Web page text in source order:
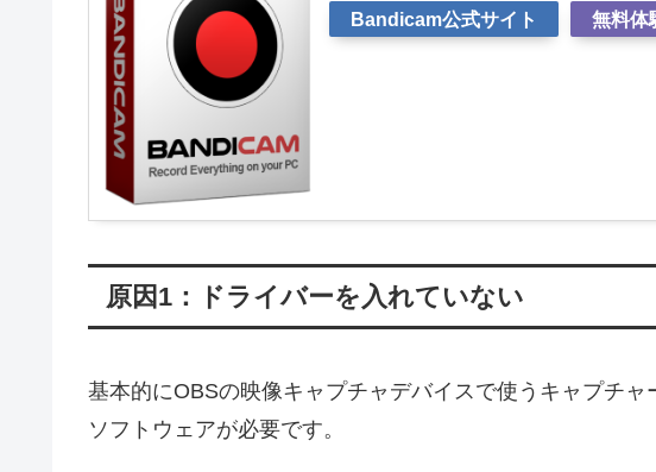
Bandicam公式サイト 無料体
原因1：ドライバーを入れていない
基本的にOBSの映像キャプチャデバイスで使うキャプチ
ソフトウェアが必要です。